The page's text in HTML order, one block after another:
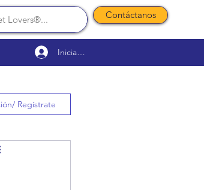
Contáctanos
Iniciar sesión
Regístrate